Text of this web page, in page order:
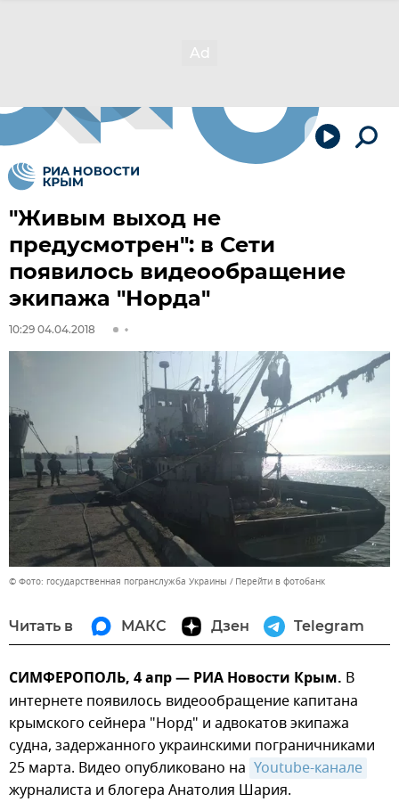
"Живым выход не
предусмотрен": в Сети
появилось видеообращение
экипажа "Норда"
10:29 04.04.2018
© Фото: государственная погранслужба Украины Перейти в фотобанк
Читать в МАКС Дзен Telegram
СИМФЕРОПОЛЬ, 4 апр — РИА Новости Крым. В
интернете появилось видеообращение капитана
крымского сейнера "Норд" и адвокатов экипажа
судна, задержанного украинскими пограничниками
25 марта. Видео опубликовано на Youtube-канале
журналиста и блогера Анатолия Шария.